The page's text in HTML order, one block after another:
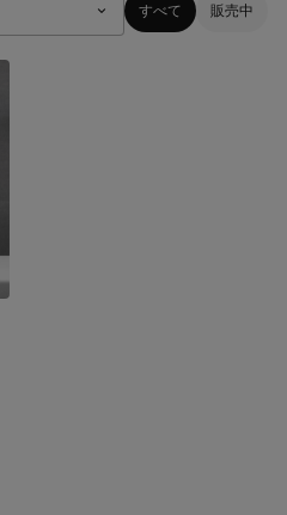
すべて 販売中